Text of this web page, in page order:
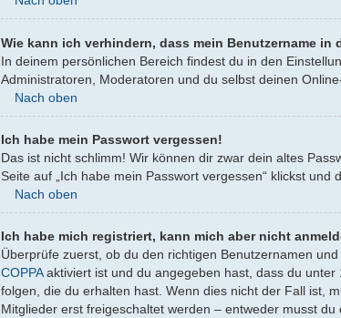
Wie kann ich verhindern, dass mein Benutzername in
In deinem persönlichen Bereich findest du in den
Administratoren, Moderatoren und du selbst deinen
Nach oben
Ich habe mein Passwort vergessen!
Das ist nicht schlimm! Wir können dir zwar dein altes
Seite auf „Ich habe mein Passwort vergessen“ klickst
Nach oben
Ich habe mich registriert, kann mich aber nicht
Überprüfe zuerst, ob du den richtigen Benutzernamen
COPPAaktiviert ist und du angegeben hast, dass du
folgen, die du erhalten hast. Wenn dies nicht der Fall ist,
Mitglieder erst freigeschaltet werden – entweder musst